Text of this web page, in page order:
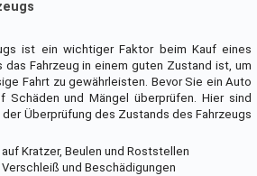
ist ein wichtiger Faktor beim Kauf eines
Fahrzeug in einem guten Zustand ist, um
Fahrt zu gewährleisten. Bevor Sie ein Auto
Schäden und Mängel überprüfen. Hier sind
Überprüfung des Zustands des Fahrzeugs
Kratzer, Beulen und Roststellen
und Beschädigungen